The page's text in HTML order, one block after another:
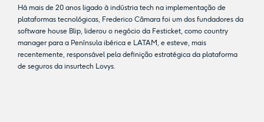
Há mais de 20 anos ligado à indústria tech na implementação de
plataformas tecnológicas, Frederico Câmara foi um dos fundadores da
software house Blip, liderou o negócio da Festicket, como country
manager para a Península ibérica e LATAM, e esteve, mais
recentemente, responsável pela definição estratégica da plataforma
de seguros da insurtech Lovys.